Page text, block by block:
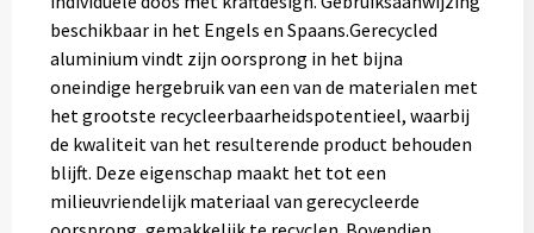
beschikbaar in het Engels en Spaans.Gerecycled
aluminium vindt zijn oorsprong in het bijna
oneindige hergebruik van een van de materialen met
het grootste recycleerbaarheidspotentieel, waarbij
de kwaliteit van het resulterende product behouden
blijft. Deze eigenschap maakt het tot een
milieuvriendelijk materiaal van gerecycleerde